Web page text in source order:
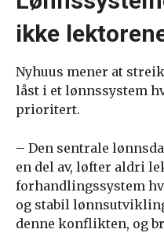
ikke
Nyhuus mener at
låst i et lønnssystem
prioritert.
– Den sentrale
en del av, løfter aldri
forhandlingssystem
og stabil
denne konflikten, og